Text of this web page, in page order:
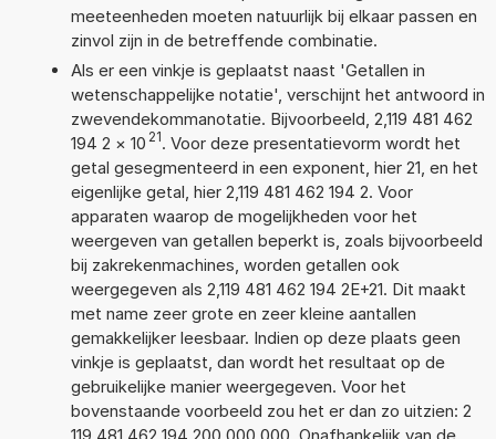
meeteenheden moeten natuurlijk bij elkaar passen en
zinvol zijn in de betreffende combinatie.
Als er een vinkje is geplaatst naast 'Getallen in
wetenschappelijke notatie', verschijnt het antwoord in
zwevendekommanotatie. Bijvoorbeeld, 2,119 481 462
194 2 × 10 21. Voor deze presentatievorm wordt het
getal gesegmenteerd in een exponent, hier 21, en het
eigenlijke getal, hier 2,119 481 462 194 2. Voor
apparaten waarop de mogelijkheden voor het
weergeven van getallen beperkt is, zoals bijvoorbeeld
bij zakrekenmachines, worden getallen ook
weergegeven als 2,119 481 462 194 2E+21. Dit maakt
met name zeer grote en zeer kleine aantallen
gemakkelijker leesbaar. Indien op deze plaats geen
vinkje is geplaatst, dan wordt het resultaat op de
gebruikelijke manier weergegeven. Voor het
bovenstaande voorbeeld zou het er dan zo uitzien: 2
119 481 462 194 200 000 000. Onafhankelijk van de